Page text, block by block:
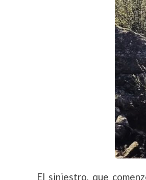
El siniestro, que